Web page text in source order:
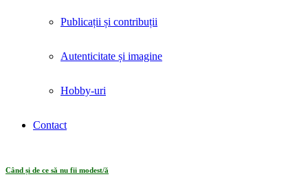
Publicații și contribuții
Autenticitate și imagine
Hobby-uri
Contact
Când și de ce să nu fii modest/ă